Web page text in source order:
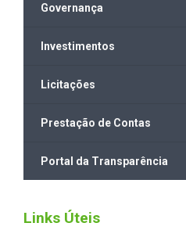
Governança
Investimentos
Licitações
Prestação de Contas
Portal da Transparência
Links Úteis